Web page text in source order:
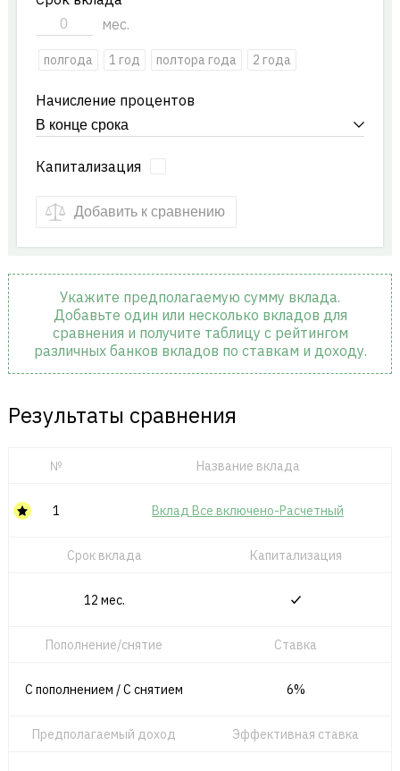
мес.
полгода 1 год полтора года 2 года
Начисление процентов
Капитализация
Добавить к сравнению
Укажите предполагаемую сумму вклада.
Добавьте один или несколько вкладов для
сравнения и получите таблицу с рейтингом
различных банков вкладов по ставкам и доходу.
Результаты сравнения
№
1
Название вклада
Вклад Все включено-Расчетный
Срок вклада
12 мес.
Капитализация
Пополнение/снятие
С пополнением / C снятием
Ставка
6%
Предполагаемый доход Эффективная ставка